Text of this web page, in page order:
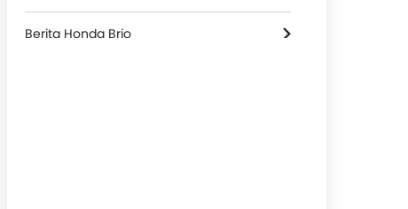
Berita Honda Brio